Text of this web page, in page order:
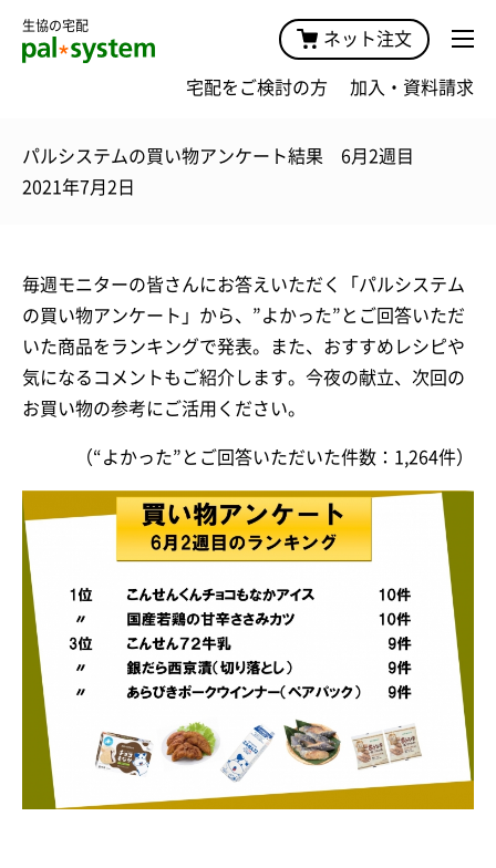
生協の宅配
ネット注文
宅配をご検討の方 加入・資料請求
パルシステムの買い物アンケート結果 6月2週目
2021年7月2日
毎週モニターの皆さんにお答えいただく「パルシステム
の買い物アンケート」から、”よかった”とご回答いただ
いた商品をランキングで発表。また、おすすめレシピや
気になるコメントもご紹介します。今夜の献立、次回の
お買い物の参考にご活用ください。
（“よかった”とご回答いただいた件数：1,264件）